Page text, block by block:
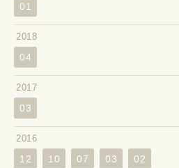
01
2018
04
2017
03
2016
12 10 07 03 02